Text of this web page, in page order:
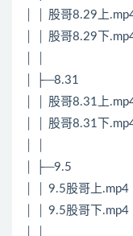
│ │ 股哥8.29上
│ │ 股哥8.29下
│ ├─8.31
│ │ 股哥8.31上
│ │ 股哥8.31下
│ ├─9.5
│ │ 9.5股哥上.mp4
│ │ 9.5股哥下.mp4